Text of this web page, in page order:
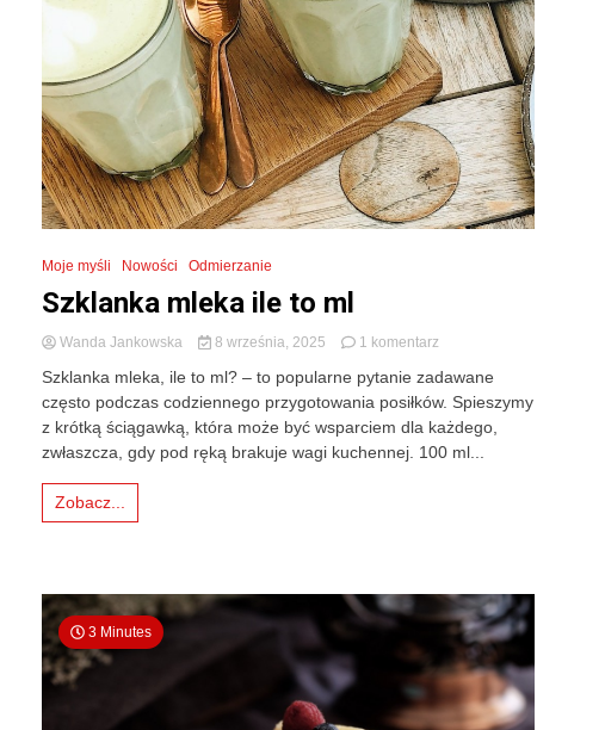
Moje myśli Nowości Odmierzanie
Szklanka mleka ile to ml
Wanda Jankowska 8 września, 2025 1 komentarzdo
mleka
ile
to
ml
Szklanka mleka, ile to ml? – to popularne pytanie zadawane
często podczas codziennego przygotowania posiłków. Spieszymy
z krótką ściągawką, która może być wsparciem dla każdego,
zwłaszcza, gdy pod ręką brakuje wagi kuchennej. 100 ml...
Zobacz...
3 Minutes